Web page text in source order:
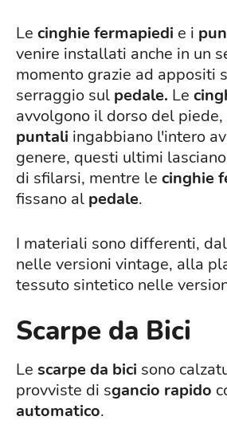
Le cinghie fermapiedi e i
venire installati anche in un
momento grazie ad appositi
serraggio sul pedale. Le
avvolgono il dorso del
puntali ingabbiano l'intero
genere, questi ultimi
di sfilarsi, mentre le cinghie
fissano al pedale.
I materiali sono differenti, dal
nelle versioni vintage, alla
tessuto sintetico nelle
Scarpe da Bici
Le scarpe da bici sono
provviste di sgancio rapido
automatico.